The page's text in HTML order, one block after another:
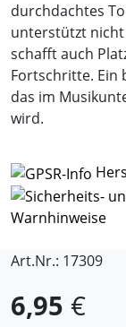
durchdachtes
unterstützt
schafft auch
Fortschritte. Ein
das im
wird.
Warnhinweise
Art.Nr.: 17309
6,95 €